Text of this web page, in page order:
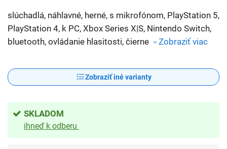
slúchadlá, náhlavné, herné, s mikrofónom, PlayStation 5,
PlayStation 4, k PC, Xbox Series X|S, Nintendo Switch,
bluetooth, ovládanie hlasitosti, čierne
Zobraziť viac
Zobraziť iné varianty
SKLADOM
ihneď k odberu